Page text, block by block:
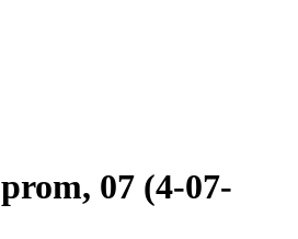
07 (4-07-